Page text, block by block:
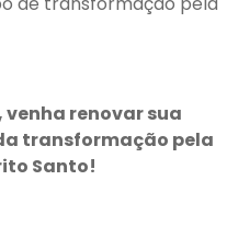
venha renovar sua
transformação pela
Santo!